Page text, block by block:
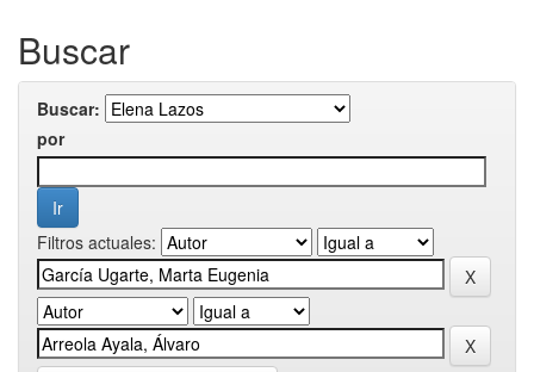
Buscar
Buscar:
por
Filtros actuales: